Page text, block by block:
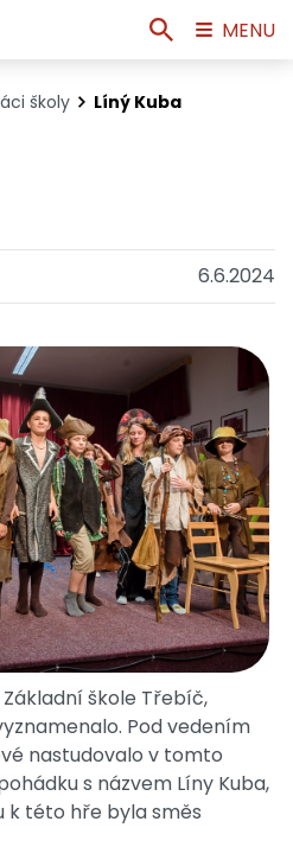
školy Líný Kuba
6.6.2024
škole Třebíč,
Pod vedením
nastudovalo v tomto
s názvem Líny Kuba,
k této hře byla směs
MENU